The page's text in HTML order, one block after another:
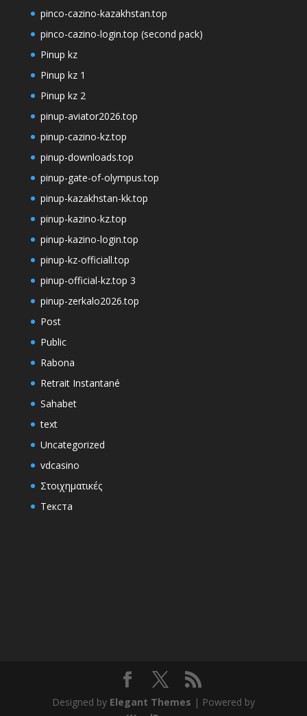
pinco-cazino-kazakhstan.top
pinco-cazino-login.top (second pack)
Pinup kz
Pinup kz 1
Pinup kz 2
pinup-aviator2026.top
pinup-cazino-kz.top
pinup-downloads.top
pinup-gate-of-olympus.top
pinup-kazakhstan-kk.top
pinup-kazino-kz.top
pinup-kazino-login.top
pinup-kz-officiall.top
pinup-official-kz.top 3
pinup-zerkalo2026.top
Post
Public
Rabona
Retrait Instantané
Sahabet
text
Uncategorized
vdcasino
Στοιχηματικές
Текста
Designed by Elegant Themes | Powered by